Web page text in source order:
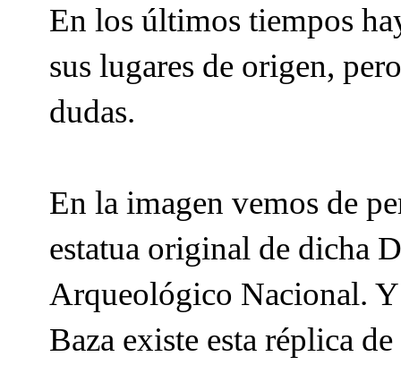
En los últimos tiempos
sus lugares de origen,
dudas.
En la imagen vemos de
estatua original de dicha
Arqueológico Nacional.
Baza existe esta réplica